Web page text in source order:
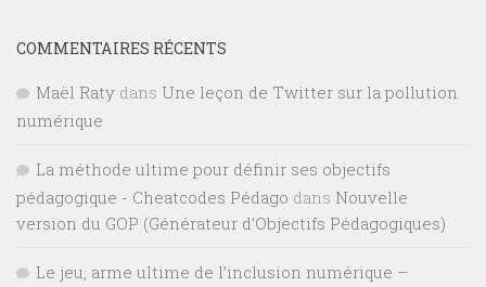
COMMENTAIRES RÉCENTS
Maël Raty dans Une leçon de Twitter sur la pollution
numérique
La méthode ultime pour définir ses objectifs
pédagogique - Cheatcodes Pédago dans Nouvelle
version du GOP (Générateur d’Objectifs Pédagogiques)
Le jeu, arme ultime de l’inclusion numérique –